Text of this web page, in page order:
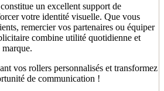
un excellent support de
votre identité visuelle. Que vous
remercier vos partenaires ou équiper
combine utilité quotidienne et
vos rollers personnalisés et transformez
de communication !